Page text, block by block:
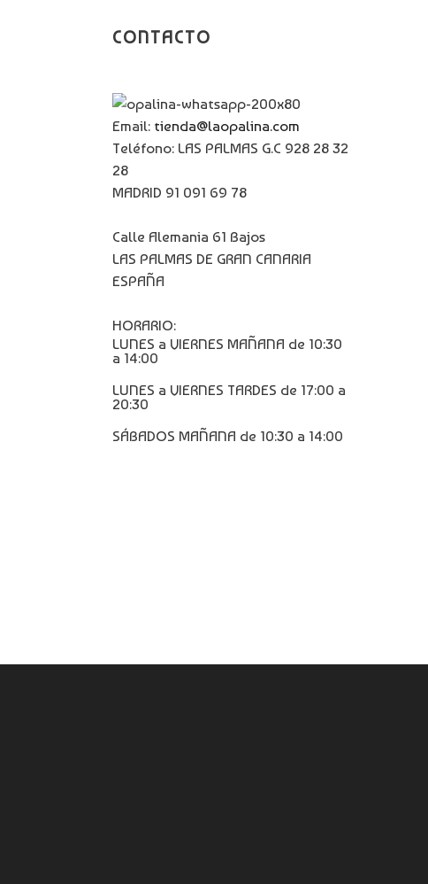
CONTACTO
Email: tienda@laopalina.com
Teléfono: LAS PALMAS G.C 928 28 32
28
MADRID 91 091 69 78
Calle Alemania 61 Bajos
LAS PALMAS DE GRAN CANARIA
ESPAÑA
HORARIO:
LUNES a VIERNES MAÑANA de 10:30
a 14:00
LUNES a VIERNES TARDES de 17:00 a
20:30
SÁBADOS MAÑANA de 10:30 a 14:00